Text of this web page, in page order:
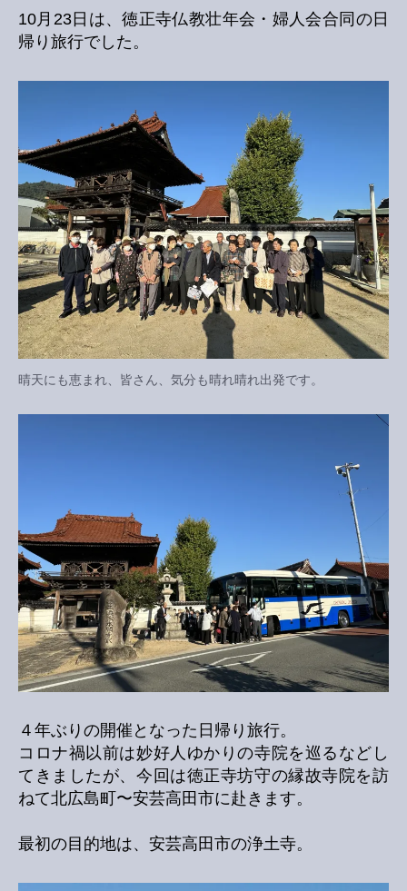
10月23日は、徳正寺仏教壮年会・婦人会合同の日
帰り旅行でした。
晴天にも恵まれ、皆さん、気分も晴れ晴れ出発です。
４年ぶりの開催となった日帰り旅行。
コロナ禍以前は妙好人ゆかりの寺院を巡るなどし
てきましたが、今回は徳正寺坊守の縁故寺院を訪
ねて北広島町〜安芸高田市に赴きます。
最初の目的地は、安芸高田市の浄土寺。